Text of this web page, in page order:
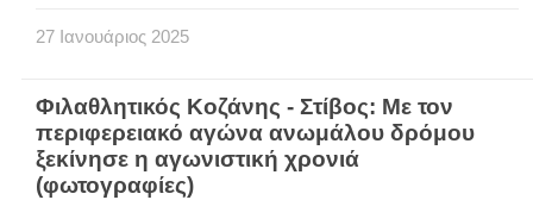
27 Ιανουάριος 2025
Φιλαθλητικός Κοζάνης - Στίβος: Με τον
περιφερειακό αγώνα ανωμάλου δρόμου
ξεκίνησε η αγωνιστική χρονιά
(φωτογραφίες)